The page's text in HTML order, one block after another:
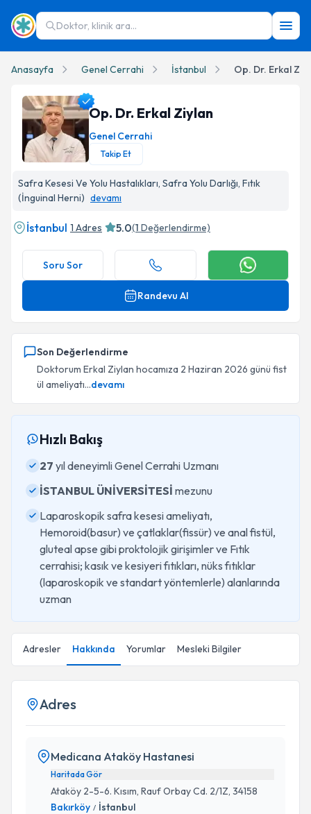
Doktor, klinik ara...
Anasayfa Genel Cerrahi İstanbul Op. Dr. Erkal
Op. Dr. Erkal Ziylan
Genel Cerrahi
Takip Et
Safra Kesesi Ve Yolu Hastalıkları, Safra Yolu Darlığı, Fıtık
(İnguinal Herni) devamı
İstanbul 1 Adres 5.0(1 Değerlendirme)
Soru Sor
Randevu Al
Son Değerlendirme
Doktorum Erkal Ziylan hocamıza 2 Haziran 2026 günü fist
ül ameliyatı...devamı
Hızlı Bakış
27 yıl deneyimli Genel Cerrahi Uzmanı
İSTANBUL ÜNİVERSİTESİ mezunu
Laparoskopik safra kesesi ameliyatı,
Hemoroid(basur) ve çatlaklar(fissür) ve anal fistül,
gluteal apse gibi proktolojik girişimler ve Fıtık
cerrahisi; kasık ve kesiyeri fıtıkları, nüks fıtıklar
(laparoskopik ve standart yöntemlerle) alanlarında
uzman
Adresler Hakkında Yorumlar Mesleki Bilgiler
Adres
Medicana Ataköy Hastanesi
Haritada Gör
Ataköy 2-5-6. Kısım, Rauf Orbay Cd. 2/1Z, 34158
Bakırköy / İstanbul